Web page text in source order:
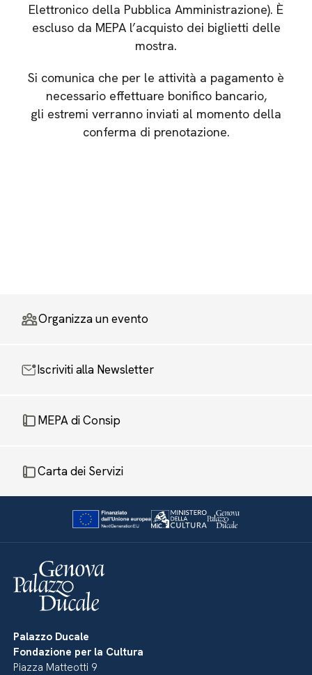
Elettronico della Pubblica Amministrazione). È
escluso da MEPA l’acquisto dei biglietti delle
mostra.
Si comunica che per le attività a pagamento è
necessario effettuare bonifico bancario,
gli estremi verranno inviati al momento della
conferma di prenotazione.
Organizza un evento
Iscriviti alla Newsletter
MEPA di Consip
Carta dei Servizi
Palazzo Ducale
Fondazione per la Cultura
Piazza Matteotti 9